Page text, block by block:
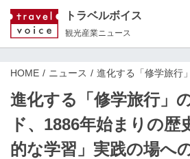
トラベルボイス
観光産業ニュース
HOME ニュース 進化する「修学旅行
進化する「修学旅行」
ド、1886年始まりの歴
的な学習」実践の場へ